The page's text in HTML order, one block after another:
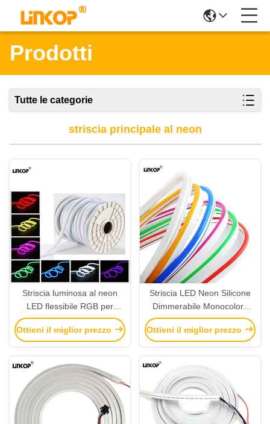
Prodotti
Tutte le categorie
striscia principale al neon
Striscia luminosa al neon
LED flessibile RGB per
esterni, impermeabile,
tagliabile, rotolo di luci a LED
Ottieni il miglior prezzo
Striscia LED Neon Silicone
Dimmerabile Monocolore
12v 8x16mm
Ottieni il miglior prezzo